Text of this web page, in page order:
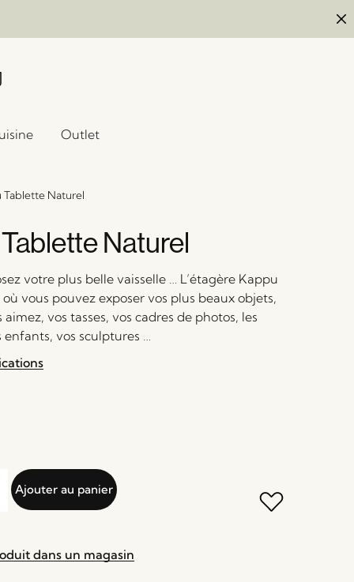
Outlet
Tablette Naturel
Naturel
votre plus belle vaisselle … L’étagère Kappu
vous pouvez exposer vos plus beaux objets,
vos tasses, vos cadres de photos, les
enfants, vos sculptures …
Ajouter au panier
dans un magasin